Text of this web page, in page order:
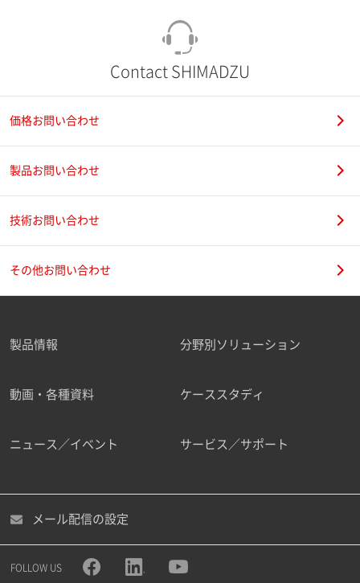
Contact SHIMADZU
価格お問い合わせ
製品お問い合わせ
技術お問い合わせ
その他お問い合わせ
製品情報 分野別ソリューション
動画・各種資料 ケーススタディ
ニュース／イベント サービス／サポート
メール配信の設定
FOLLOW US